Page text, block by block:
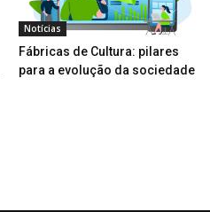
Notícias
Fábricas de Cultura: pilares
para a evolução da sociedade